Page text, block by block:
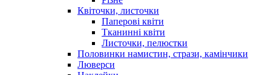
Квіточки, листочки
Паперові квіти
Тканинні квіти
Листочки, пелюстки
Половинки намистин, стрази, камінчики
Люверси